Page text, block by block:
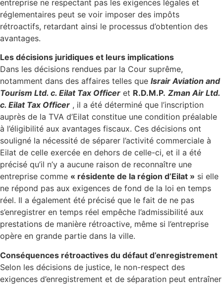
entreprise ne respectant pas les exigences légales et
réglementaires peut se voir imposer des impôts
rétroactifs, retardant ainsi le processus d’obtention des
avantages.
Les décisions juridiques et leurs implications
Dans les décisions rendues par la Cour suprême,
notamment dans des affaires telles que Israir Aviation and
Tourism Ltd. c. Eilat Tax Officer et R.D.M.P. Zman Air Ltd.
c. Eilat Tax Officer , il a été déterminé que l’inscription
auprès de la TVA d’Eilat constitue une condition préalable
à l’éligibilité aux avantages fiscaux. Ces décisions ont
souligné la nécessité de séparer l’activité commerciale à
Eilat de celle exercée en dehors de celle-ci, et il a été
précisé qu’il n’y a aucune raison de reconnaître une
entreprise comme « résidente de la région d’Eilat » si elle
ne répond pas aux exigences de fond de la loi en temps
réel. Il a également été précisé que le fait de ne pas
s’enregistrer en temps réel empêche l’admissibilité aux
prestations de manière rétroactive, même si l’entreprise
opère en grande partie dans la ville.
Conséquences rétroactives du défaut d’enregistrement
Selon les décisions de justice, le non-respect des
exigences d’enregistrement et de séparation peut entraîner